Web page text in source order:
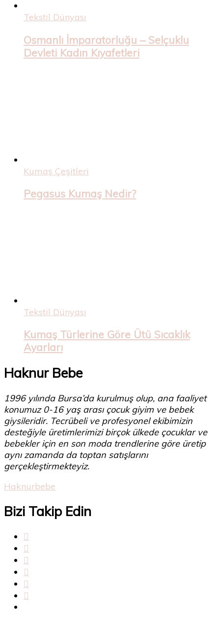
Tekstil Dünyası
Osmanlı İmparatorluğu – Selçuklu
Devleti Kadın Kıyafetleri
Kumaş Çeşitleri
Pegasus Kumaş Nedir?
Tekstil Dünyası
Kumaş Türlerine Göre Ütü Sıcaklık
Ayarları
Haknur Bebe
1996 yılında Bursa’da kurulmuş olup, ana faaliyet
konumuz 0-16 yaş arası çocuk giyim ve bebek
giysileridir. Tecrübeli ve profesyonel ekibimizin
desteğiyle üretimlerimizi birçok ülkede çocuklar ve
bebekler için en son moda trendlerine göre üretip
aynı zamanda da toptan satışlarını
gerçekleştirmekteyiz.
Haknurbebe
Bizi Takip Edin